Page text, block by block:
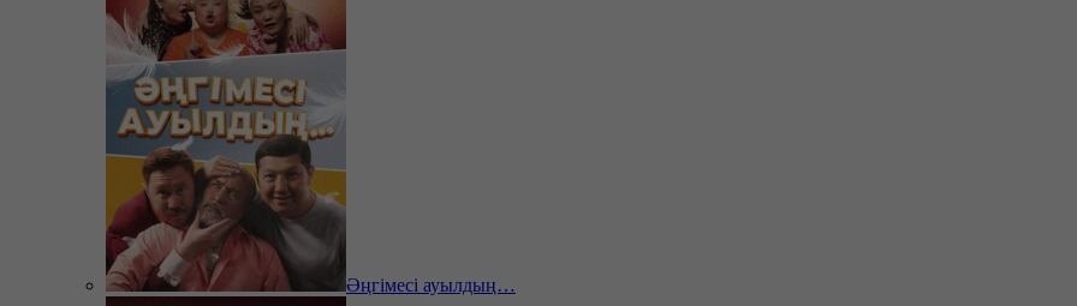
Әңгімесі ауылдың…